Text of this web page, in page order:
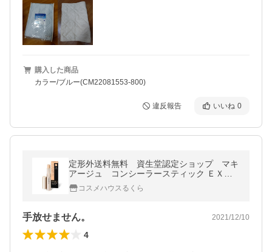
購入した商品
カラー/ブルー(CM22081553-800)
違反報告 いいね 0
定形外送料無料 資生堂認定ショップ マキ
アージュ コンシーラースティック ＥＸ
２ ナチュラル ＜SPF 25 PA++＞
コスメハウスるくら
手放せません。 2021/12/10
4